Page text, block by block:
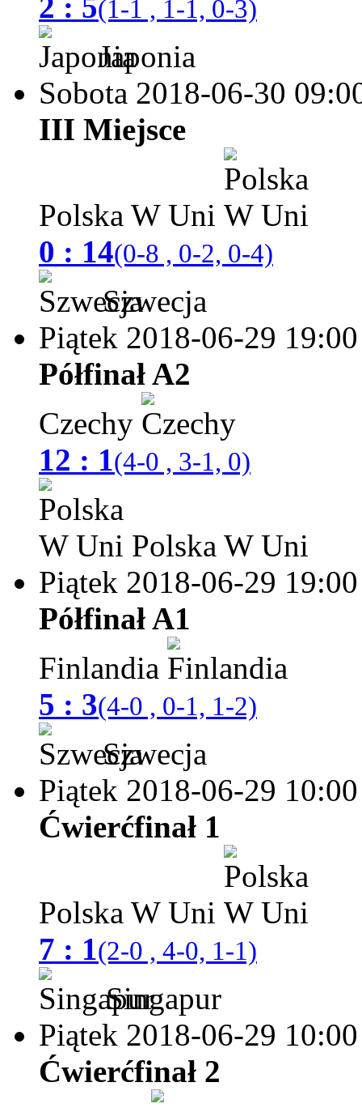
(1-1 , 1-1, 0-3)
Japonia
Sobota 2018-06-30
III Miejsce
Polska W Uni
0 : 14(0-8 , 0-2, 0-4)
Szwecja
Piątek 2018-06-29 19:00
Półfinał A2
Czechy
12 : 1(4-0 , 3-1, 0)
Polska W Uni
Piątek 2018-06-29 19:00
Półfinał A1
Finlandia
5 : 3(4-0 , 0-1, 1-2)
Szwecja
Piątek 2018-06-29 10:00
Ćwierćfinał 1
Polska W Uni
7 : 1(2-0 , 4-0, 1-1)
Singapur
Piątek 2018-06-29 10:00
Ćwierćfinał 2